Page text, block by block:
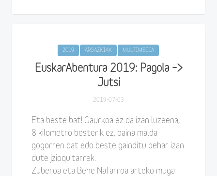
2019 ARGAZKIAK MULTIMEDIA
EuskarAbentura 2019: Pagola –>
Jutsi
2019-07-03
Eta beste bat! Gaurkoa ez da izan luzeena,
8 kilometro besterik ez, baina malda
gogorren bat edo beste gainditu behar izan
dute jzioquitarrek.
Zuberoa eta Behe Nafarroa arteko muga